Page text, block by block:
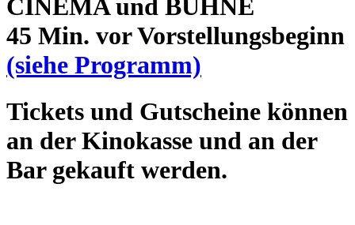
CINEMA und BÜHNE
45 Min. vor Vorstellungsbeginn
(siehe Programm)
Tickets und Gutscheine können
an der Kinokasse und an der
Bar gekauft werden.